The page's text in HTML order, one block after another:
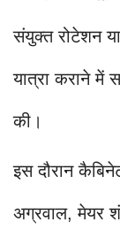
संयुक्त रोटेशन
यात्रा कराने में
की।
इस दौरान
अग्रवाल, मेयर